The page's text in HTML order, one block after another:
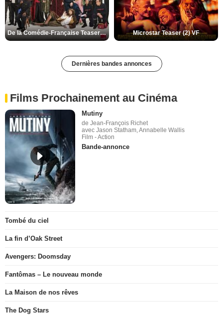
De la Comédie-Française Teaser (3) VF Microstar Teaser (2) VF
Dernières bandes annonces
Films Prochainement au Cinéma
Mutiny
de Jean-François Richet
avec Jason Statham, Annabelle Wallis
Film - Action
Bande-annonce
Tombé du ciel
La fin d’Oak Street
Avengers: Doomsday
Fantômas – Le nouveau monde
La Maison de nos rêves
The Dog Stars